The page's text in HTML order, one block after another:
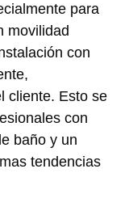
para
movilidad
con
cliente. Esto se
con
baño y un
tendencias